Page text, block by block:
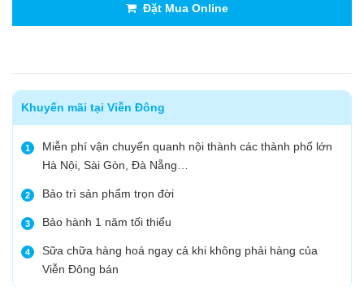
Đặt Mua Online
Khuyến mãi tại Viễn Đông
1
Miễn phí vận chuyển quanh nội thành các thành phố lớn
Hà Nội, Sài Gòn, Đà Nẵng…
2 Bảo trì sản phẩm trọn đời
3 Bảo hành 1 năm tối thiểu
4
Sữa chữa hàng hoá ngay cả khi không phải hàng của
Viễn Đông bán